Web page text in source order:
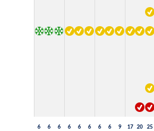
6 6 6 6 6 6 6 6 9 17 20 25